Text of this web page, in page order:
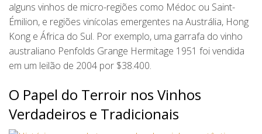
alguns vinhos de micro-regiões como Médoc ou Saint-
Émilion, e regiões vinícolas emergentes na Austrália, Hong
Kong e África do Sul. Por exemplo, uma garrafa do vinho
australiano Penfolds Grange Hermitage 1951 foi vendida
em um leilão de 2004 por $38.400.
O Papel do Terroir nos Vinhos
Verdadeiros e Tradicionais